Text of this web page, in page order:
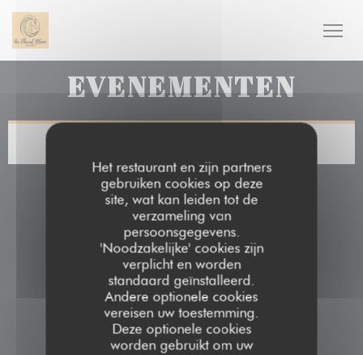
Het restaurant en zijn partners
gebruiken cookies op deze
site, wat kan leiden tot de
verzameling van
persoonsgegevens.
'Noodzakelijke' cookies zijn
verplicht en worden
standaard geïnstalleerd.
Andere optionele cookies
vereisen uw toestemming.
Deze optionele cookies
worden gebruikt om uw
EVENEMENTEN